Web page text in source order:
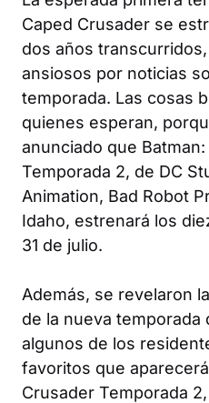
Caped Crusader se
dos años
ansiosos por noticias
temporada. Las cosas
quienes esperan,
anunciado que
Temporada 2, de DC
Animation, Bad Robot
Idaho, estrenará los
31 de julio.
Además, se revelaron
de la nueva temporada
algunos de los
favoritos que
Crusader Temporada